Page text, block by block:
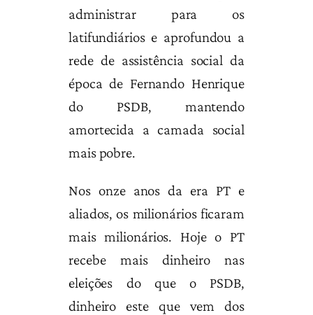
administrar para os
latifundiários e aprofundou a
rede de assistência social da
época de Fernando Henrique
do PSDB, mantendo
amortecida a camada social
mais pobre.
Nos onze anos da era PT e
aliados, os milionários ficaram
mais milionários. Hoje o PT
recebe mais dinheiro nas
eleições do que o PSDB,
dinheiro este que vem dos